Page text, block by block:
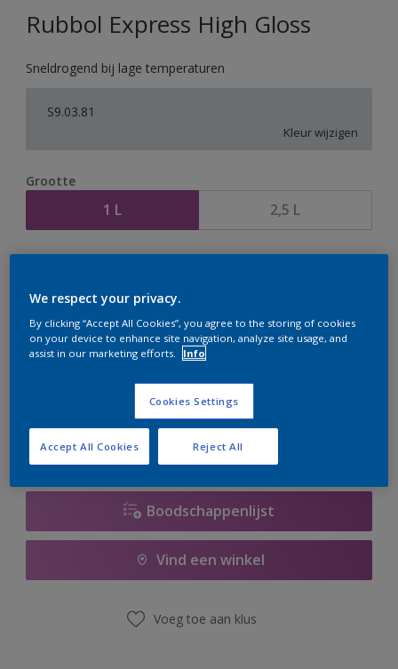
Rubbol Express High Gloss
Sneldrogend bij lage temperaturen
S9.03.81
Kleur wijzigen
Grootte
1 L 2,5 L
Op dit moment is het niet mogelijk dit product online
er hard aan om de voorraad aan te vullen.
Boodschappenlijst
Vind een winkel
Voeg toe aan klus
We respect your privacy.
By clicking “Accept All Cookies”, you agree to the storing of cookies
on your device to enhance site navigation, analyze site usage, and
assist in our marketing efforts.
Info
Cookies Settings
Reject All
Accept All Cookies